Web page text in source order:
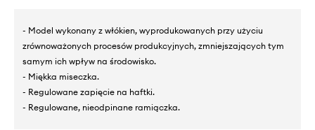
- Model wykonany z włókien, wyprodukowanych przy użyciu
zrównoważonych procesów produkcyjnych, zmniejszających tym
samym ich wpływ na środowisko.
- Miękka miseczka.
- Regulowane zapięcie na haftki.
- Regulowane, nieodpinane ramiączka.